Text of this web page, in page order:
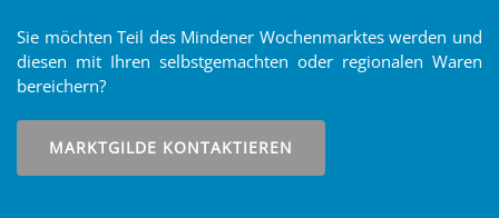
Sie möchten Teil des Mindener Wochenmarktes werden und
diesen mit Ihren selbstgemachten oder regionalen Waren
bereichern?
MARKTGILDE KONTAKTIEREN